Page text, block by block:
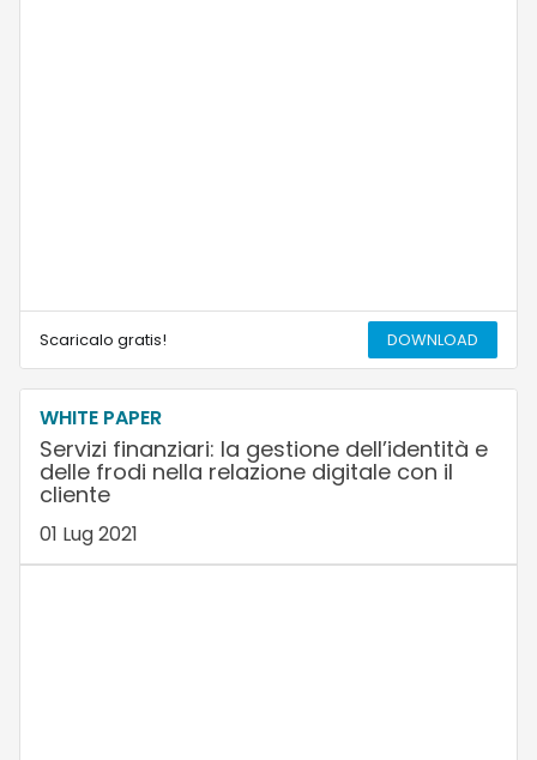
Scaricalo gratis! DOWNLOAD
WHITE PAPER
Servizi finanziari: la gestione dell’identità e
delle frodi nella relazione digitale con il
cliente
01 Lug 2021